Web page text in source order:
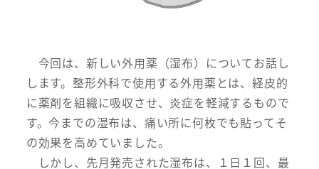
今回は、新しい外用薬（湿布）についてお話し
します。整形外科で使用する外用薬とは、経皮的
に薬剤を組織に吸収させ、炎症を軽減するもので
す。今までの湿布は、痛い所に何枚でも貼ってそ
の効果を高めていました。
しかし、先月発売された湿布は、１日１回、最